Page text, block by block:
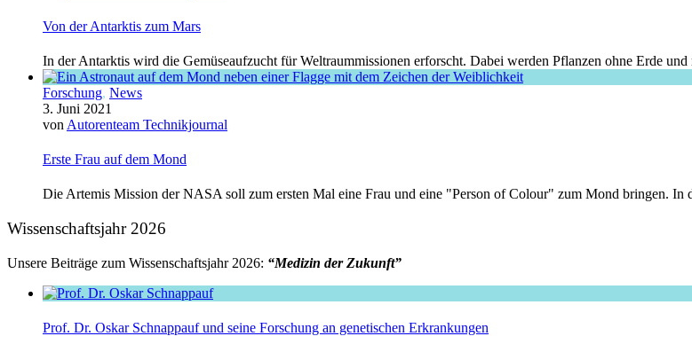
Von der Antarktis zum Mars
In der Antarktis wird die Gemüseaufzucht für Weltraummissionen erforscht. Dabei werden Pflanzen ohne Erde
Forschung, News
3. Juni 2021
von Autorenteam Technikjournal
Erste Frau auf dem Mond
Die Artemis Mission der NASA soll zum ersten Mal eine Frau und eine "Person of Colour" zum Mond bringen. In
Wissenschaftsjahr 2026
Unsere Beiträge zum Wissenschaftsjahr 2026: “Medizin der Zukunft”
Prof. Dr. Oskar Schnappauf und seine Forschung an genetischen Erkrankungen